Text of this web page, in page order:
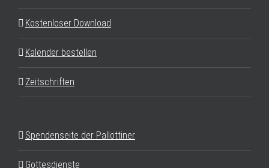
Kostenloser Download
Kalender bestellen
Zeitschriften
Spendenseite der Pallottiner
Gottesdienste